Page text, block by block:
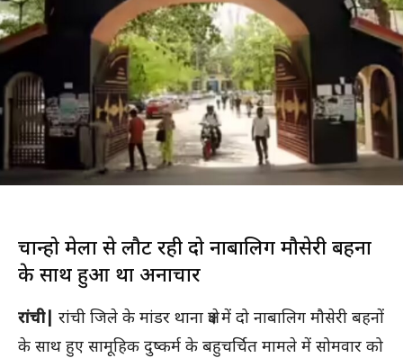
चान्हो मेला से लौट रही दो नाबालिग मौसेरी बहनों
के साथ हुआ था अनाचार
रांची| रांची जिले के मांडर थाना क्षेत्र में दो नाबालिग मौसेरी बहनों
के साथ हुए सामूहिक दुष्कर्म के बहुचर्चित मामले में सोमवार को